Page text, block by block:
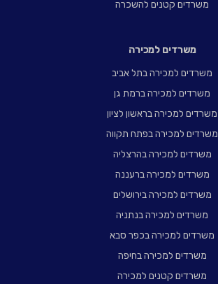
משרדים קטנים להשכרה
משרדים למכירה
משרדים למכירה בתל אביב
משרדים למכירה ברמת גן
משרדים למכירה בראשון לציון
משרדים למכירה בפתח תקווה
משרדים למכירה בהרצליה
משרדים למכירה ברעננה
משרדים למכירה בירושלים
משרדים למכירה בנתניה
משרדים למכירה בכפר סבא
משרדים למכירה בחיפה
משרדים קטנים למכירה